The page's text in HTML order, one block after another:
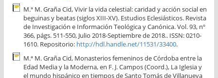
M.ª M. Graña Cid, Vivir la vida celestial: caridad y acción social en
beguinas y beatas (siglos XIII-XV). Estudios Eclesiásticos. Revista
de Investigación e Información Teológica y Canónica. Vol. 93, nº
366, págs. 511-550, Julio 2018-Septiembre de 2018.. ISSN: 0210-
1610. Repositorio: http://hdl.handle.net/11531/33400.
M.ª M. Graña Cid, Monasterios femeninos de Córdoba entre la
Edad Media y la Moderna, en F. J. Campos (Coord.), La Iglesia y
el mundo hispánico en tiempos de Santo Tomás de Villanueva